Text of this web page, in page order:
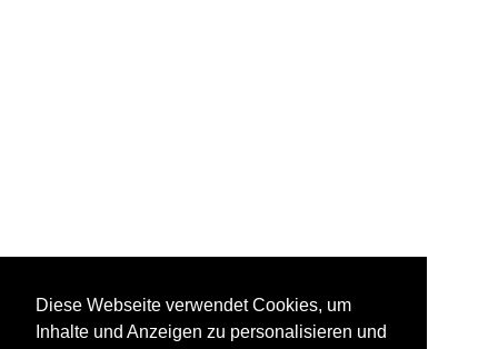
Diese Webseite verwendet Cookies, um
Inhalte und Anzeigen zu personalisieren und